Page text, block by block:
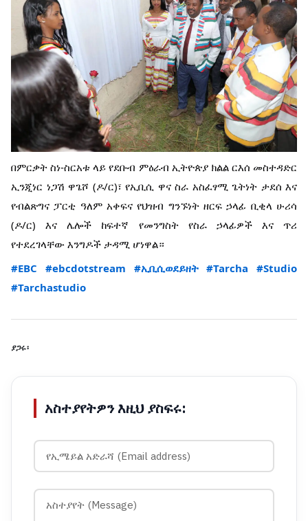
በምርቃት ስነ-ስርአቱ ላይ የደቡብ ምዕራብ ኢትዮጵያ ክልል ርእሰ መስተዳድር
ኢንጂነር ነጋሽ ዋጌሾ (ዶ/ር)፣ የኢቢሲ ዋና ስራ አስፈፃሚ ጌትነት ታደሰ እና
የብልጽግና ፓርቲ ዓለም አቀፍና የህዝብ ግንኙነት ዘርፍ ኃላፊ ቢቂላ ሁሪሳ
(ዶ/ር) እና ሌሎች ከፍተኛ የመንግስት የስራ ኃላፊዎች እና ጥሪ
የተደረገላቸው እንግዶች ታዳሚ ሆነዋል።
#EBC
#ebcdotstream #ኢቢሲወደይዘት #Tarcha
#Studio
#Tarchastudio
ያጋሩ፡
አስተያየትዎን እዚህ ያስፍሩ: